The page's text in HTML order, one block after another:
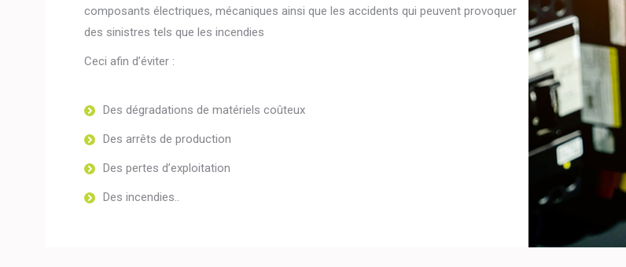
composants électriques, mécaniques ainsi que les accidents qui peuvent provoquer
des sinistres tels que les incendies
Ceci afin d’éviter :
Des dégradations de matériels coûteux
Des arrêts de production
Des pertes d’exploitation
Des incendies..